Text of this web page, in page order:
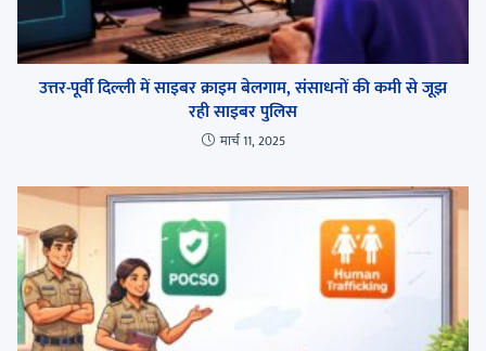
उत्तर-पूर्वी दिल्ली में साइबर क्राइम बेलगाम, संसाधनों की कमी से जूझ
रही साइबर पुलिस
मार्च 11, 2025